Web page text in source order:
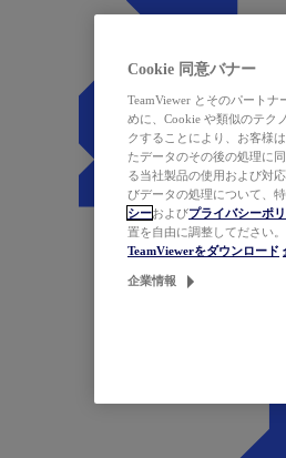
Cookie 同意バナー
TeamViewer とそのパート
めに、Cookie や類似のテク
クすることにより、お客様
たデータのその後の処理に
る当社製品の使用および対
びデータの処理について、
シーおよびプライバシーポ
置を自由に調整してださい。
TeamViewerをダウンロード
企業情報